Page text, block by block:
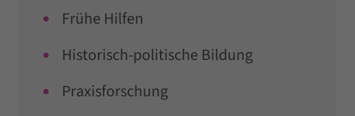
Frühe Hilfen
Historisch-politische Bildung
Praxisforschung